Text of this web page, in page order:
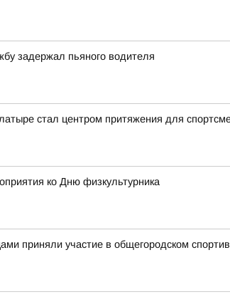
задержал пьяного водителя
стал центром притяжения для
ко Дню физкультурника
приняли участие в общегородском